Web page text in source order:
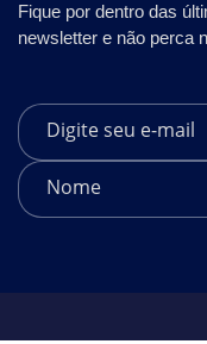
Fique por dentro das
newsletter e não perca